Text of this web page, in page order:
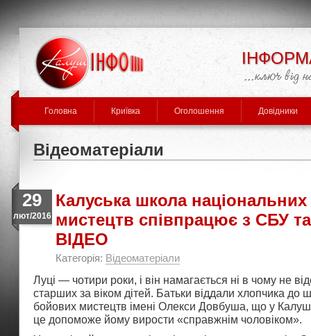
Головна Криївка Оголошення Довідники
Відеоматеріали
29
лют/2016
Калуська школа
мистецтв співпрацює з СБУ
ВІДЕО
Категорія: Відеоматеріали
Луці — чотири роки, і він намагається ні в чому не
старших за віком дітей. Батьки віддали хлопчика до
бойових мистецтв імені Олекси Довбуша, що у
це допоможе йому вирости «справжнім чоловіком».